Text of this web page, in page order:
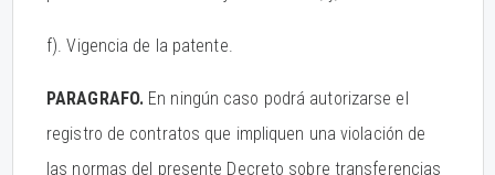
f). Vigencia de la patente.
PARAGRAFO. En ningún caso podrá autorizarse el
registro de contratos que impliquen una violación de
las normas del presente Decreto sobre transferencias